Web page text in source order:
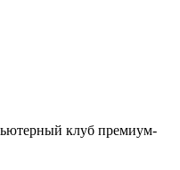
клуб премиум-